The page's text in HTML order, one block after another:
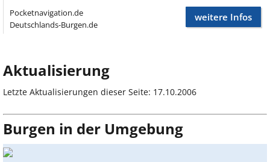
Pocketnavigation.de
Deutschlands-Burgen.de
weitere Infos
Aktualisierung
Letzte Aktualisierungen dieser Seite: 17.10.2006
Burgen in der Umgebung